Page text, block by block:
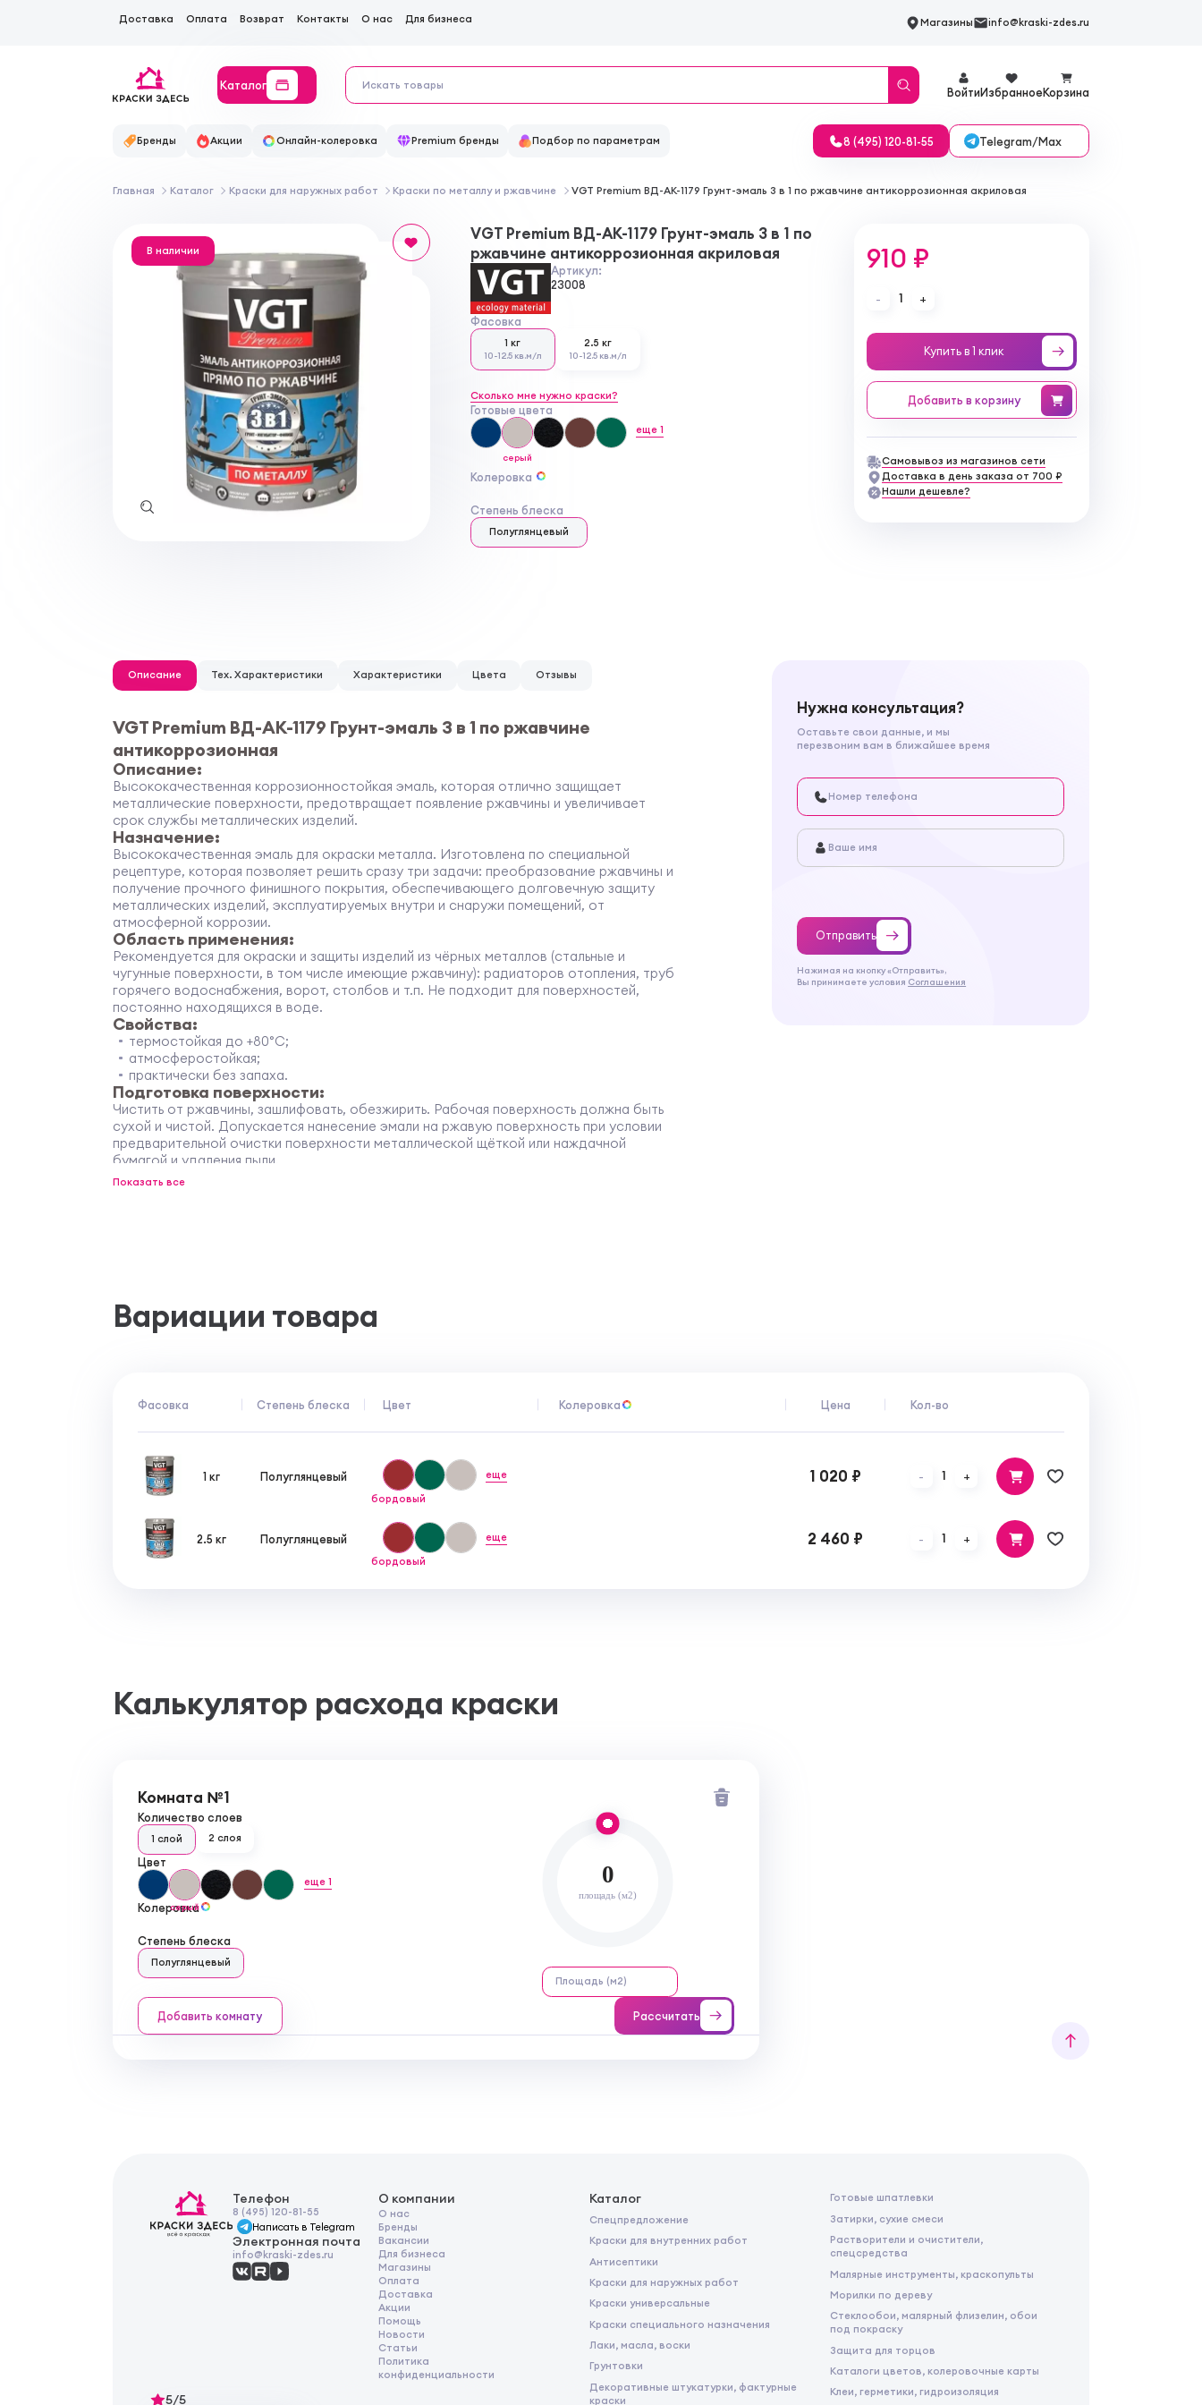
Доставка Оплата Возврат Контакты О нас Для бизнеса Магазины info@kraski-zdes.ru
Каталог
ВойтиИзбранноеКорзина
Бренды Акции Онлайн-колеровка Premium бренды Подбор по параметрам 8 (495) 120-81-55 Telegram/Max
Главная Каталог Краски для наружных работ Краски по металлу и ржавчине VGT Premium ВД-АК-1179 Грунт-эмаль 3 в 1 по ржавчине антикоррозионная акриловая
В наличии
VGT Premium ВД-АК-1179 Грунт-эмаль 3 в 1 по
ржавчине антикоррозионная акриловая
Артикул:
23008
Фасовка
1 кг
10-12.5 кв.м/л
2.5 кг
10-12.5 кв.м/л
Сколько мне нужно краски?
Готовые цвета
серый
еще1
Колеровка
Степень блеска
Полуглянцевый
910 ₽
- 1 +
Купить в 1 клик
Добавить в корзину
Самовывоз из магазинов сети
Доставка в день заказа от 700 ₽
Нашли дешевле?
Описание Тех. Характеристики Характеристики Цвета Отзывы
VGT Premium ВД-АК-1179 Грунт-эмаль 3 в 1 по ржавчине
антикоррозионная
Описание:
Высококачественная коррозионностойкая эмаль, которая отлично защищает
металлические поверхности, предотвращает появление ржавчины и увеличивает
срок службы металлических изделий.
Назначение:
Высококачественная эмаль для окраски металла. Изготовлена по специальной
рецептуре, которая позволяет решить сразу три задачи: преобразование ржавчины и
получение прочного финишного покрытия, обеспечивающего долговечную защиту
металлических изделий, эксплуатируемых внутри и снаружи помещений, от
атмосферной коррозии.
Область применения:
Рекомендуется для окраски и защиты изделий из чёрных металлов (стальные и
чугунные поверхности, в том числе имеющие ржавчину): радиаторов отопления, труб
горячего водоснабжения, ворот, столбов и т.п. Не подходит для поверхностей,
постоянно находящихся в воде.
Свойства:
термостойкая до +80°С;
атмосферостойкая;
практически без запаха.
Подготовка поверхности:
Чистить от ржавчины, зашлифовать, обезжирить. Рабочая поверхность должна быть
сухой и чистой. Допускается нанесение эмали на ржавую поверхность при условии
предварительной очистки поверхности металлической щёткой или наждачной
бумагой и удаления пыли.
Нанесение продукта:
Показать все
Нужна консультация?
Оставьте свои данные, и мы
перезвоним вам в ближайшее время
Отправить
Нажимая на кнопку «Отправить»,
Вы принимаете условия Соглашения
Вариации товара
Фасовка Степень блеска Цвет Колеровка Цена Кол-во
1 кг Полуглянцевый
бордовый
еще 1 020 ₽ - 1 +
2.5 кг Полуглянцевый
бордовый
еще 2 460 ₽ - 1 +
Калькулятор расхода краски
Комната №1
Количество слоев
1 слой 2 слоя
Цвет
серый
еще 1
Колеровка
Степень блеска
Полуглянцевый
0
площадь (м2)
Добавить комнату Рассчитать
Телефон
8 (495) 120-81-55
Написать в Telegram
Электронная почта
info@kraski-zdes.ru
5/5
О компании
О нас
Бренды
Вакансии
Для бизнеса
Магазины
Оплата
Доставка
Акции
Помощь
Новости
Статьи
Политика
конфиденциальности
Каталог
Спецпредложение
Краски для внутренних работ
Антисептики
Краски для наружных работ
Краски универсальные
Краски специального назначения
Лаки, масла, воски
Грунтовки
Декоративные штукатурки, фактурные
краски
Готовые шпатлевки
Затирки, сухие смеси
Растворители и очистители,
спецсредства
Малярные инструменты, краскопульты
Морилки по дереву
Стеклообои, малярный флизелин, обои
под покраску
Защита для торцов
Каталоги цветов, колеровочные карты
Клеи, герметики, гидроизоляция